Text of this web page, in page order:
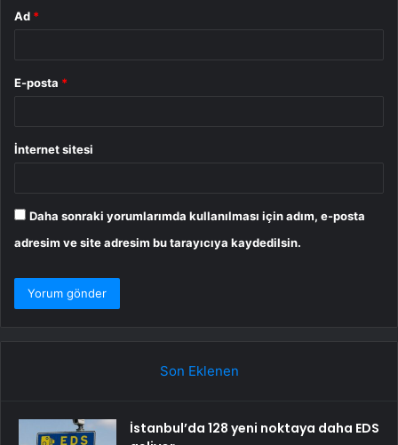
Ad *
E-posta *
İnternet sitesi
Daha sonraki yorumlarımda kullanılması için adım, e-posta
adresim ve site adresim bu tarayıcıya kaydedilsin.
Son Eklenen
İstanbul’da 128 yeni noktaya daha EDS